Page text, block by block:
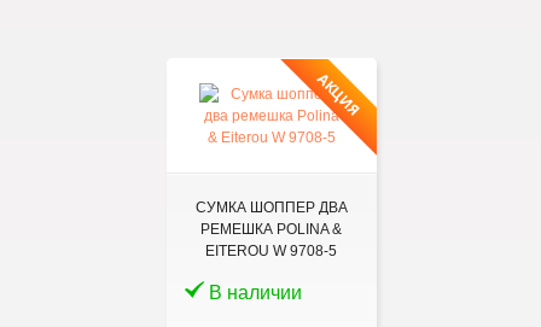
АКЦИЯ
СУМКА ШОППЕР ДВА
РЕМЕШКА POLINA &
EITEROU W 9708-5
В наличии